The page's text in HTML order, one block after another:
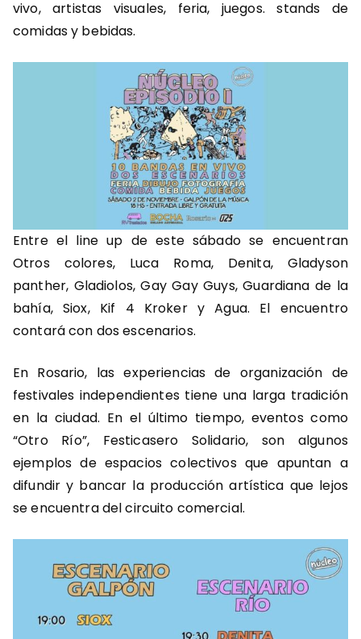
vivo, artistas visuales, feria, juegos. stands de
comidas y bebidas.
Entre el line up de este sábado se encuentran
Otros colores, Luca Roma, Denita, Gladyson
panther, Gladiolos, Gay Gay Guys, Guardiana de la
bahía, Siox, Kif 4 Kroker y Agua. El encuentro
contará con dos escenarios.
En Rosario, las experiencias de organización de
festivales independientes tiene una larga tradición
en la ciudad. En el último tiempo, eventos como
“Otro Río”, Festicasero Solidario, son algunos
ejemplos de espacios colectivos que apuntan a
difundir y bancar la producción artística que lejos
se encuentra del circuito comercial.